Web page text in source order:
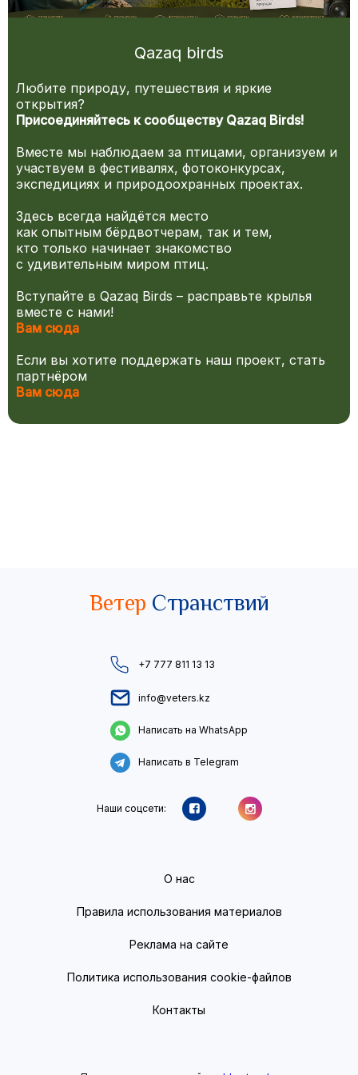
Qazaq birds
Любите природу, путешествия и яркие
открытия?
Присоединяйтесь к сообществу Qazaq Birds!
Вместе мы наблюдаем за птицами, организуем и
участвуем в фестивалях, фотоконкурсах,
экспедициях и природоохранных проектах.
Здесь всегда найдётся место
как опытным бёрдвотчерам, так и тем,
кто только начинает знакомство
с удивительным миром птиц.
Вступайте в Qazaq Birds – расправьте крылья
вместе с нами!
Вам сюда
Если вы хотите поддержать наш проект, стать
партнёром
Вам сюда
Ветер Странствий
+7 777 811 13 13
info@veters.kz
Написать на WhatsApp
Написать в Telegram
Наши соцсети:
О нас
Правила использования материалов
Реклама на сайте
Политика использования cookie-файлов
Контакты